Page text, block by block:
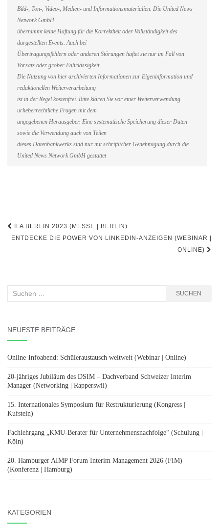
Bild-, Ton-, Video-, Medien- und Informationsmaterialien. Die United News
Network GmbH
übernimmt keine Haftung für die Korrektheit oder Vollständigkeit des
dargestellten Events. Auch bei
Übertragungsfehlern oder anderen Störungen haftet sie nur im Fall von
Vorsatz oder grober Fahrlässigkeit.
Die Nutzung von hier archivierten Informationen zur Eigeninformation und
redaktionellen Weiterverarbeitung
ist in der Regel kostenfrei. Bitte klären Sie vor einer Weiterverwendung
urheberrechtliche Fragen mit dem
angegebenen Herausgeber. Eine systematische Speicherung dieser Daten
sowie die Verwendung auch von Teilen
dieses Datenbankwerks sind nur mit schriftlicher Genehmigung durch die
United News Network GmbH gestattet
Beitragsnavigation
IFA BERLIN 2023 (MESSE | BERLIN)
ENTDECKE DIE POWER VON LINKEDIN-ANZEIGEN (WEBINAR |
ONLINE)
Suchen
SUCHEN
NEUESTE BEITRÄGE
Online-Infoabend: Schüleraustausch weltweit (Webinar | Online)
20-jähriges Jubiläum des DSIM – Dachverband Schweizer Interim
Manager (Networking | Rapperswil)
15. Internationales Symposium für Restrukturierung (Kongress |
Kufstein)
Fachlehrgang „KMU-Berater für Unternehmensnachfolge“ (Schulung |
Köln)
20. Hamburger AIMP Forum Interim Management 2026 (FIM)
(Konferenz | Hamburg)
KATEGORIEN